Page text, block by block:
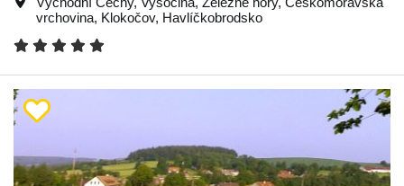
vrchovina, Klokočov, Havlíčkobrodsko